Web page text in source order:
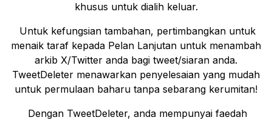
khusus untuk dialih keluar.
Untuk kefungsian tambahan, pertimbangkan untuk
menaik taraf kepada Pelan Lanjutan untuk menambah
arkib X/Twitter anda bagi tweet/siaran anda.
TweetDeleter menawarkan penyelesaian yang mudah
untuk permulaan baharu tanpa sebarang kerumitan!
Dengan TweetDeleter, anda mempunyai faedah